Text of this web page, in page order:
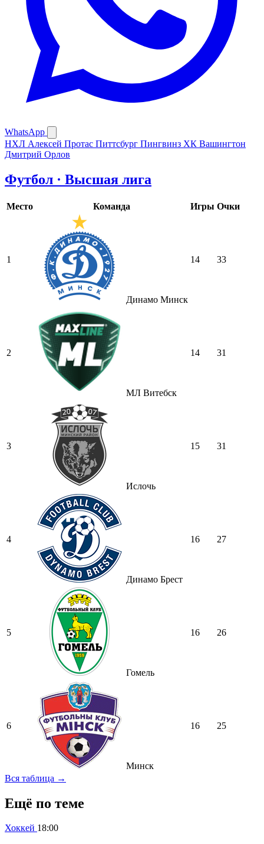
WhatsApp
НХЛ Алексей Протас Питтсбург Пингвинз ХК Вашингтон
Дмитрий Орлов
Футбол · Высшая лига
Место Команда Игры Очки
1
Динамо Минск
14 33
2
МЛ Витебск
14 31
3
Ислочь
15 31
4
Динамо Брест
16 27
5
Гомель
16 26
6
Минск
16 25
Вся таблица →
Ещё по теме
Хоккей 18:00